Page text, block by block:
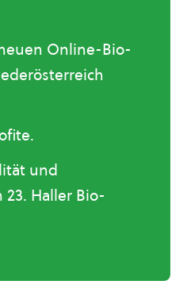
Online-Bio-
und
Haller Bio-